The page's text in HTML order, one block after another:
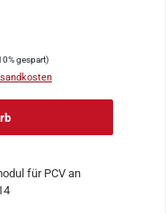
gespart)